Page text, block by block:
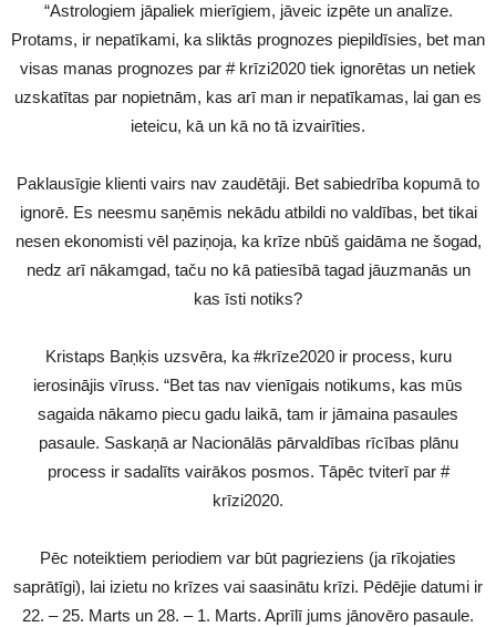
“Astrologiem jāpaliek mierīgiem, jāveic izpēte un analīze.
Protams, ir nepatīkami, ka sliktās prognozes piepildīsies, bet man
visas manas prognozes par # krīzi2020 tiek ignorētas un netiek
uzskatītas par nopietnām, kas arī man ir nepatīkamas, lai gan es
ieteicu, kā un kā no tā izvairīties.
Paklausīgie klienti vairs nav zaudētāji. Bet sabiedrība kopumā to
ignorē. Es neesmu saņēmis nekādu atbildi no valdības, bet tikai
nesen ekonomisti vēl paziņoja, ka krīze nbūš gaidāma ne šogad,
nedz arī nākamgad, taču no kā patiesībā tagad jāuzmanās un
kas īsti notiks?
Kristaps Baņķis uzsvēra, ka #krīze2020 ir process, kuru
ierosinājis vīruss. “Bet tas nav vienīgais notikums, kas mūs
sagaida nākamo piecu gadu laikā, tam ir jāmaina pasaules
pasaule. Saskaņā ar Nacionālās pārvaldības rīcības plānu
process ir sadalīts vairākos posmos. Tāpēc tviterī par #
krīzi2020.
Pēc noteiktiem periodiem var būt pagrieziens (ja rīkojaties
saprātīgi), lai izietu no krīzes vai saasinātu krīzi. Pēdējie datumi ir
22. – 25. Marts un 28. – 1. Marts. Aprīlī jums jānovēro pasaule.